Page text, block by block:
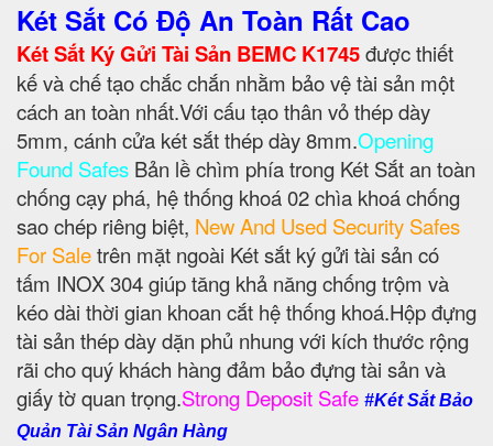
Két Sắt Có Độ An Toàn Rất Cao
Két Sắt Ký Gửi Tài Sản BEMC K1745được thiết
kế và chế tạo chắc chắn nhằm bảo vệ tài sản một
cách an toàn nhất.Với cấu tạo thân vỏ thép dày
5mm, cánh cửa két sắt thép dày 8mm.Opening
Found Safes Bản lề chìm phía trong Két Sắt an toàn
chống cạy phá, hệ thống khoá 02 chìa khoá chống
sao chép riêng biệt, New And Used Security Safes
For Saletrên mặt ngoài Két sắt ký gửi tài sản có
tấm INOX 304 giúp tăng khả năng chống trộm và
kéo dài thời gian khoan cắt hệ thống khoá.Hộp đựng
tài sản thép dày dặn phủ nhung với kích thước rộng
rãi cho quý khách hàng đảm bảo đựng tài sản và
giấy tờ quan trọng.Strong Deposit Safe #Két Sắt Bảo
Quản Tài Sản Ngân Hàng